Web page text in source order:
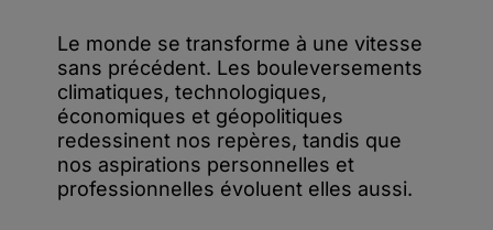
Le monde se transforme à une vitesse
sans précédent. Les bouleversements
climatiques, technologiques,
économiques et géopolitiques
redessinent nos repères, tandis que
nos aspirations personnelles et
professionnelles évoluent elles aussi.